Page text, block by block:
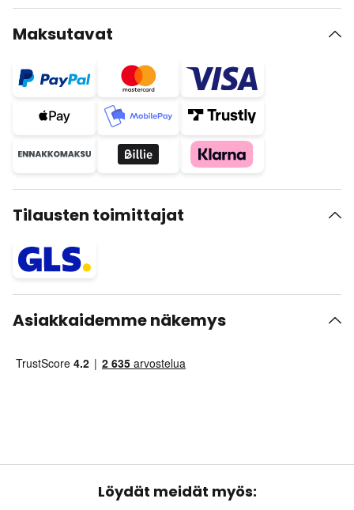
Maksutavat
Tilausten toimittajat
Asiakkaidemme näkemys
Löydät meidät myös: